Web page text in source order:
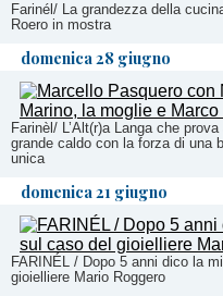
Farinél/ La grandezza della
Roero in mostra
domenica 28 giugno
Farinèl/ L’Alt(r)a Langa che
grande caldo con la forza di una
unica
domenica 21 giugno
FARINÉL / Dopo 5 anni dico la
gioielliere Mario Roggero